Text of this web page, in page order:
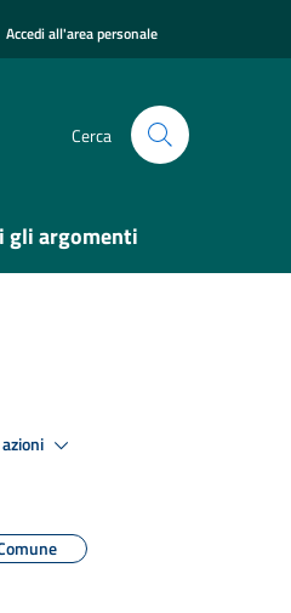
Accedi all'area personale
Cerca
gli argomenti